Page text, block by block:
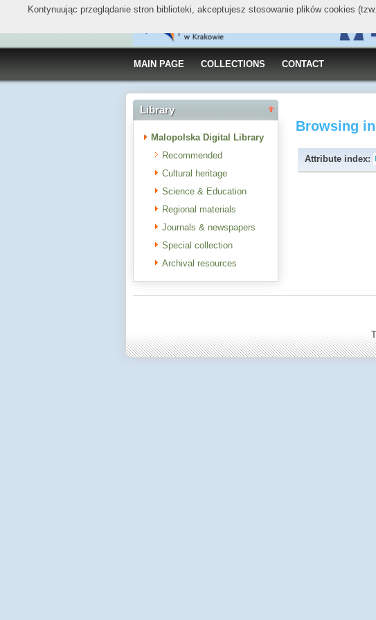
MAIN PAGE COLLECTIONS CONTACT
Library
Malopolska Digital Library
Recommended
Cultural heritage
Science & Education
Regional materials
Journals & newspapers
Special collection
Archival resources
Browsing
Attribute index:
Kontynuując przeglądanie stron biblioteki, akceptujesz stosowanie plików cookies